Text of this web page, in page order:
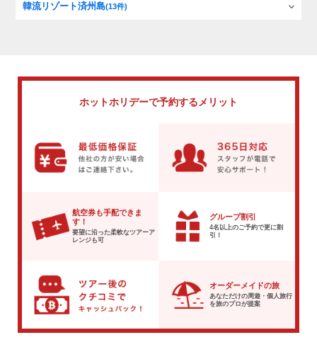
韓流リゾート済州島(13件)
ホットホリデーで予約するメリット
航空券も手配できま
す！
要望に沿った柔軟なツアーア
レンジも可
グループ割引
4名以上のご予約で更に割
引！
オーダーメイドの旅
あなただけの周遊・個人旅行
を旅のプロが提案